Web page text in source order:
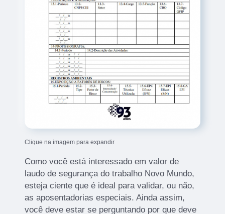
Clique na imagem para expandir
Como você está interessado em valor de
laudo de segurança do trabalho Novo Mundo,
esteja ciente que é ideal para validar, ou não,
as aposentadorias especiais. Ainda assim,
você deve estar se perguntando por que deve